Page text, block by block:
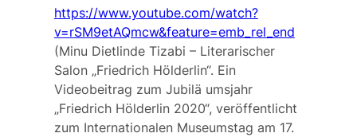
https://www.youtube.com/watch?
v=rSM9etAQmcw&feature=emb_rel_end
(Minu Dietlinde Tizabi – Literarischer
Salon „Friedrich Hölderlin“. Ein
Videobeitrag zum Jubilä umsjahr
„Friedrich Hölderlin 2020“, veröffentlicht
zum Internationalen Museumstag am 17.